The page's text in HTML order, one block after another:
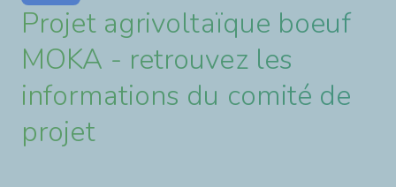
Projet agrivoltaïque boeuf
MOKA - retrouvez les
informations du comité de
projet